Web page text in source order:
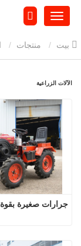
منتجات
الآلات الزراعية
جرارات صغيرة بقوة 18 حصان